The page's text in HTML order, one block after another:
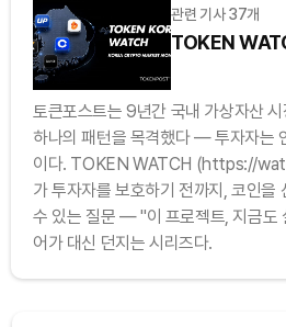
관련 기사 37개
TOKEN
토큰포스트는 9년간 국내 가상자산
하나의 패턴을 목격했다 — 투자자는
이다. TOKEN WATCH (https://
가 투자자를 보호하기 전까지, 코인을
수 있는 질문 — "이 프로젝트, 지금도
어가 대신 던지는 시리즈다.